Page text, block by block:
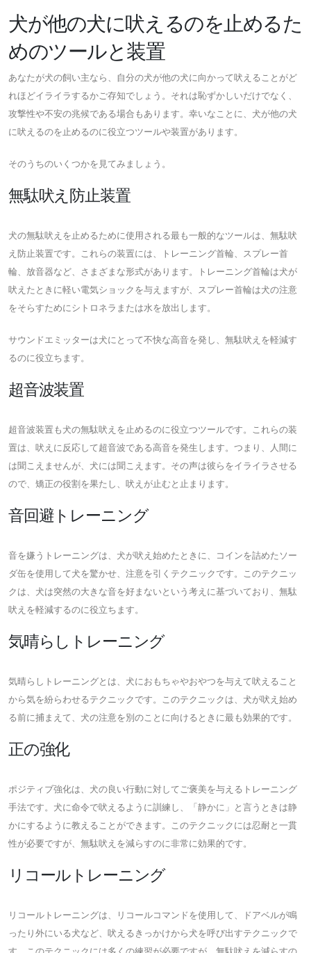
犬が他の犬に吠えるのを止めるた
めのツールと装置
あなたが犬の飼い主なら、自分の犬が他の犬に向かって吠えることがど
れほどイライラするかご存知でしょう。それは恥ずかしいだけでなく、
攻撃性や不安の兆候である場合もあります。幸いなことに、犬が他の犬
に吠えるのを止めるのに役立つツールや装置があります。
そのうちのいくつかを見てみましょう。
無駄吠え防止装置
犬の無駄吠えを止めるために使用される最も一般的なツールは、無駄吠
え防止装置です。これらの装置には、トレーニング首輪、スプレー首
輪、放音器など、さまざまな形式があります。トレーニング首輪は犬が
吠えたときに軽い電気ショックを与えますが、スプレー首輪は犬の注意
をそらすためにシトロネラまたは水を放出します。
サウンドエミッターは犬にとって不快な高音を発し、無駄吠えを軽減す
るのに役立ちます。
超音波装置
超音波装置も犬の無駄吠えを止めるのに役立つツールです。これらの装
置は、吠えに反応して超音波である高音を発生します。つまり、人間に
は聞こえませんが、犬には聞こえます。その声は彼らをイライラさせる
ので、矯正の役割を果たし、吠えが止むと止まります。
音回避トレーニング
音を嫌うトレーニングは、犬が吠え始めたときに、コインを詰めたソー
ダ缶を使用して犬を驚かせ、注意を引くテクニックです。このテクニッ
クは、犬は突然の大きな音を好まないという考えに基づいており、無駄
吠えを軽減するのに役立ちます。
気晴らしトレーニング
気晴らしトレーニングとは、犬におもちゃやおやつを与えて吠えること
から気を紛らわせるテクニックです。このテクニックは、犬が吠え始め
る前に捕まえて、犬の注意を別のことに向けるときに最も効果的です。
正の強化
ポジティブ強化は、犬の良い行動に対してご褒美を与えるトレーニング
手法です。犬に命令で吠えるように訓練し、「静かに」と言うときは静
かにするように教えることができます。このテクニックには忍耐と一貫
性が必要ですが、無駄吠えを減らすのに非常に効果的です。
リコールトレーニング
リコールトレーニングは、リコールコマンドを使用して、ドアベルが鳴
ったり外にいる犬など、吠えるきっかけから犬を呼び出すテクニックで